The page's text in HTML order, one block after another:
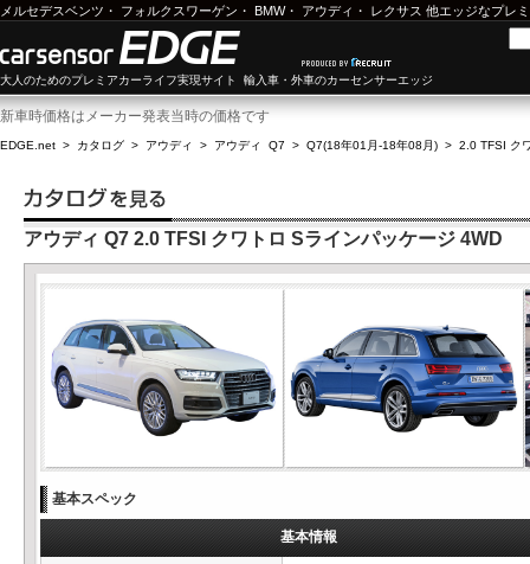
メルセデスベンツ ・ フォルクスワーゲン ・ BMW・ アウディ ・ レクサス 他エッジなプレ
大人のためのプレミアカーライフ実現サイト 輸入車・外車のカーセンサーエッジ
新車時価格はメーカー発表当時の価格です
EDGE.net > カタログ > アウディ > アウディ Q7 > Q7(18年01月-18年08月) > 2.0 TFSI ク
アウディ Q7 2.0 TFSI クワトロ Sラインパッケージ 4WD
基本スペック
基本情報